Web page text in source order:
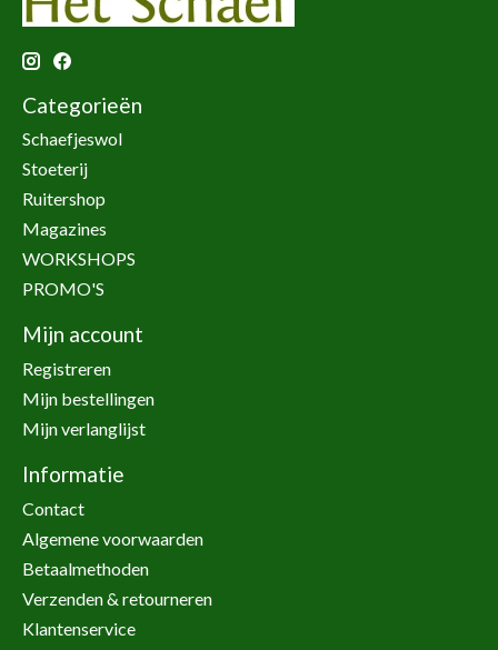
Categorieën
Schaefjeswol
Stoeterij
Ruitershop
Magazines
WORKSHOPS
PROMO'S
Mijn account
Registreren
Mijn bestellingen
Mijn verlanglijst
Informatie
Contact
Algemene voorwaarden
Betaalmethoden
Verzenden & retourneren
Klantenservice